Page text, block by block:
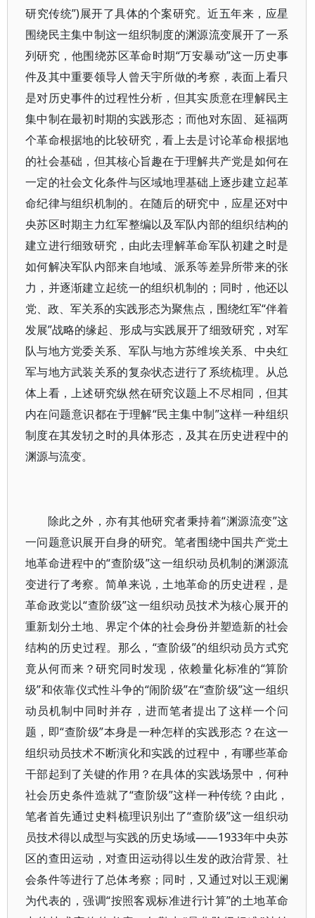
研究传统”)展开了具体的个案研究。近五年来，应星
围绕民主集中制这一组织制度的渊源流变展开了一系
列研究，他围绕苏区革命时期“万安暴动”这一历史事
件及其中重要领导人曾天宇所做的考察，表面上看只
是对历史事件的过程性分析，但其实质意在理解民主
集中制在最初时期的实践形态；而他对东固、延福两
个革命根据地的比较研究，看上去是讨论革命根据地
的社会基础，但其核心旨趣在于理解共产党是如何在
一定的社会文化条件与区域地理基础上逐步建立起革
命纪律与组织机制的。在随后的研究中，应星还对中
央苏区时期主力红军整编以及军队内部的组织结构的
建立进行细致研究，由此去理解革命军队初建之时是
如何解决军队内部来自地域、派系等差异所带来的张
力，并逐渐建立起统一的组织机制的；同时，他还以
党、政、军关系的实践形态为聚焦点，围绕红军“伴着
发展”战略的缘起、形成与实践展开了细致研究，对军
队与地方党委关系、军队与地方苏维埃关系、中央红
军与地方武装关系的复杂状态进行了系统梳理。从总
体上看，上述研究纵然在研究议题上不尽相同，但其
内在问题意识都在于理解“民主集中制”这样一种组织
制度在其发轫之时的具体形态，及其在历史进程中的
渊源与流变。
除此之外，亦有其他研究者秉持着“渊源流变”这
一问题意识展开自身的研究。笔者围绕中国共产党土
地革命进程中的“查阶级”这一组织动员机制的渊源流
变进行了考察。简单来说，土地革命的历史进程，是
革命政党以“查阶级”这一组织动员技术为核心展开的
重新划分土地、界定个体的社会身份并塑造新的社会
结构的历史过程。那么，“查阶级”的组织动员方式究
竟从何而来？研究同时发现，依赖量化标准的“算阶
级”和依靠仪式性斗争的“闹阶级”在“查阶级”这一组织
动员机制中同时并存，进而笔者提出了这样一个问
题，即“查阶级”本身是一种怎样的实践形态？在这一
组织动员技术不断演化和实践的过程中，有哪些革命
干部起到了关键的作用？在具体的实践场景中，何种
社会历史条件造就了“查阶级”这样一种传统？由此，
笔者首先通过史料梳理识别出了“查阶级”这一组织动
员技术得以成型与实践的历史场域——1933年中央苏
区的查田运动，对查田运动得以生发的政治背景、社
会条件等进行了总体考察；同时，又通过对以王观澜
为代表的，强调“按照客观标准进行计算”的土地革命